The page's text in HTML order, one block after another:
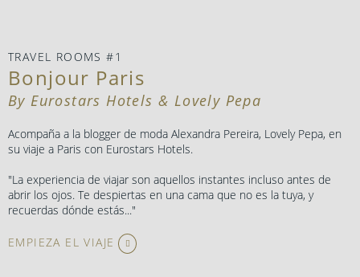
TRAVEL ROOMS #1
Bonjour Paris
By Eurostars Hotels & Lovely Pepa
Acompaña a la blogger de moda Alexandra Pereira, Lovely Pepa, en
su viaje a Paris con Eurostars Hotels.
"La experiencia de viajar son aquellos instantes incluso antes de
abrir los ojos. Te despiertas en una cama que no es la tuya, y
recuerdas dónde estás..."
EMPIEZA EL VIAJE